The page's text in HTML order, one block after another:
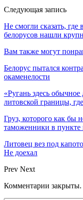
Следующая запись
Не смогли сказать,
белорусов нашли
Вам также могут
Белорус пытался
окаменелости
«Ругань здесь
литовской границы,
Груз, которого как бы
таможенники в
Литовец вез под
Не доехал
Prev Next
Комментарии закрыты.